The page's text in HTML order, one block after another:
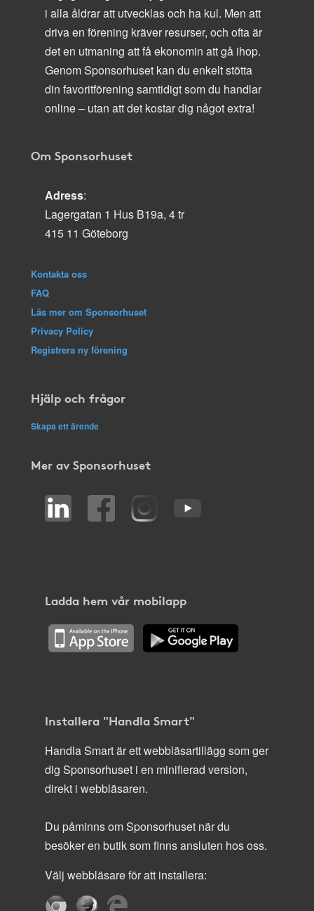
i alla åldrar att utvecklas och ha kul. Men att
driva en förening kräver resurser, och ofta är
det en utmaning att få ekonomin att gå ihop.
Genom Sponsorhuset kan du enkelt stötta
din favoritförening samtidigt som du handlar
online – utan att det kostar dig något extra!
Om Sponsorhuset
Adress:
Lagergatan 1 Hus B19a, 4 tr
415 11 Göteborg
Kontakta oss
FAQ
Läs mer om Sponsorhuset
Privacy Policy
Registrera ny förening
Hjälp och frågor
Skapa ett ärende
Mer av Sponsorhuset
Ladda hem vår mobilapp
Installera "Handla Smart"
Handla Smart är ett webbläsartillägg som ger
dig Sponsorhuset i en minifierad version,
direkt i webbläsaren.
Du påminns om Sponsorhuset när du
besöker en butik som finns ansluten hos oss.
Välj webbläsare för att installera: